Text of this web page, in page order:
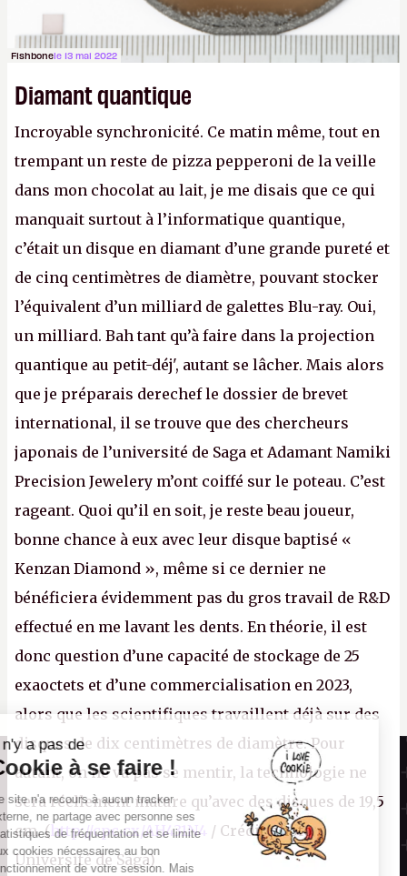
Fishbonele 13 mai 2022
Diamant quantique
Incroyable synchronicité. Ce matin même, tout en
trempant un reste de pizza pepperoni de la veille
dans mon chocolat au lait, je me disais que ce qui
manquait surtout à l’informatique quantique,
c’était un disque en diamant d’une grande pureté et
de cinq centimètres de diamètre, pouvant stocker
l’équivalent d’un milliard de galettes Blu-ray. Oui,
un milliard. Bah tant qu’à faire dans la projection
quantique au petit-déj', autant se lâcher. Mais alors
que je préparais derechef le dossier de brevet
international, il se trouve que des chercheurs
japonais de l’université de Saga et Adamant Namiki
Precision Jewelery m’ont coiffé sur le poteau. C’est
rageant. Quoi qu’il en soit, je reste beau joueur,
bonne chance à eux avec leur disque baptisé «
Kenzan Diamond », même si ce dernier ne
bénéficiera évidemment pas du gros travail de R&D
effectué en me lavant les dents. En théorie, il est
donc question d’une capacité de stockage de 25
exaoctets et d’une commercialisation en 2023,
alors que les scientifiques travaillent déjà sur des
disques de dix centimètres de diamètre. Pour
autant, on ne va pas se mentir, la technologie ne
sera réellement mature qu’avec des disques de 19,5
cm. ( http://cpc.cx/AH431N4 / Crédit photo :
Université de Saga)
Canard PC
Kiosque numérique
Boutique
Il n'y a pas de
Cookie à se faire !
Ce site n'a recours à aucun tracker
externe, ne partage avec personne ses
statistiques de fréquentation et se limite
aux cookies nécessaires au bon
fonctionnement de votre session. Mais